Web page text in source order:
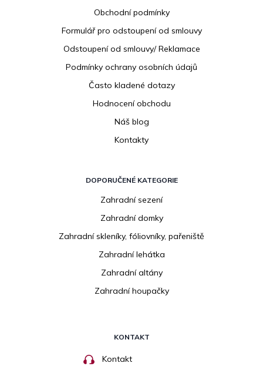
Obchodní podmínky
Formulář pro odstoupení od smlouvy
Odstoupení od smlouvy/ Reklamace
Podmínky ochrany osobních údajů
Často kladené dotazy
Hodnocení obchodu
Náš blog
Kontakty
DOPORUČENÉ KATEGORIE
Zahradní sezení
Zahradní domky
Zahradní skleníky, fóliovníky, pařeniště
Zahradní lehátka
Zahradní altány
Zahradní houpačky
KONTAKT
Kontakt